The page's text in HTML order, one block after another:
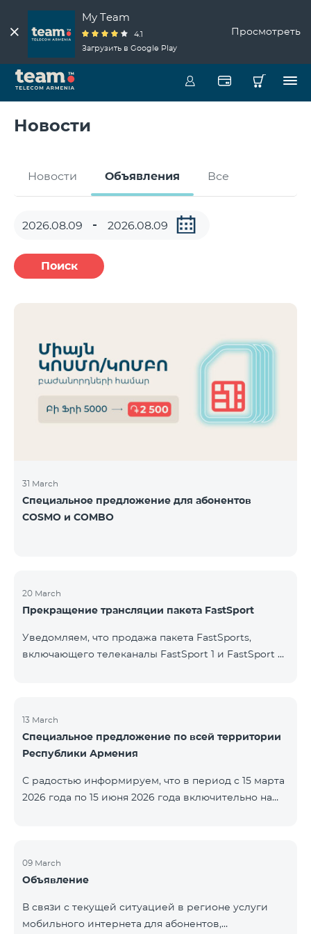
My Team
4.1
Загрузить в Google Play
Просмотреть
Новости
Новости Объявления Все
Поиск
31 March
Специальное предложение для абонентов
COSMO и COMBO
20 March
Прекращение трансляции пакета FastSport
Уведомляем, что продажа пакета FastSports,
включающего телеканалы FastSport 1 и FastSport 2,
решением вещателя. По вопросам или для
получения дополнительной информации просим
обращаться в компанию «Фаст Медиа».
13 March
Специальное предложение по всей территории
Республики Армения
С радостью информируем, что в период с 15 марта
2026 года по 15 июня 2026 года включительно на
Региональный будут доступны со скидкой 25% при
подключении на 12 месяцев с автоматическим
пакет COMBO 4 9900 также предоставляется со
скидкой 25% сроком на 12 месяцев. Кроме того, для
09 March
Объявление
В связи с текущей ситуацией в регионе услуги
мобильного интернета для абонентов,